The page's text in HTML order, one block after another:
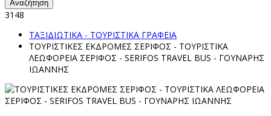
Αναζήτηση
3148
ΤΑΞΙΔΙΩΤΙΚΑ - ΤΟΥΡΙΣΤΙΚΑ ΓΡΑΦΕΙΑ
ΤΟΥΡΙΣΤΙΚΕΣ ΕΚΔΡΟΜΕΣ ΣΕΡΙΦΟΣ - ΤΟΥΡΙΣΤΙΚΑ
ΛΕΩΦΟΡΕΙΑ ΣΕΡΙΦΟΣ - SERIFOS TRAVEL BUS - ΓΟΥΝΑΡΗΣ
ΙΩΑΝΝΗΣ